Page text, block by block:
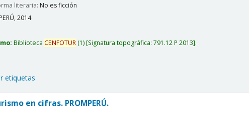
literaria:No es ficción
2014
Biblioteca CENFOTUR (1) Signatura topográfica:791.12 P 2013 .
etiquetas
en cifras. PROMPERÚ.